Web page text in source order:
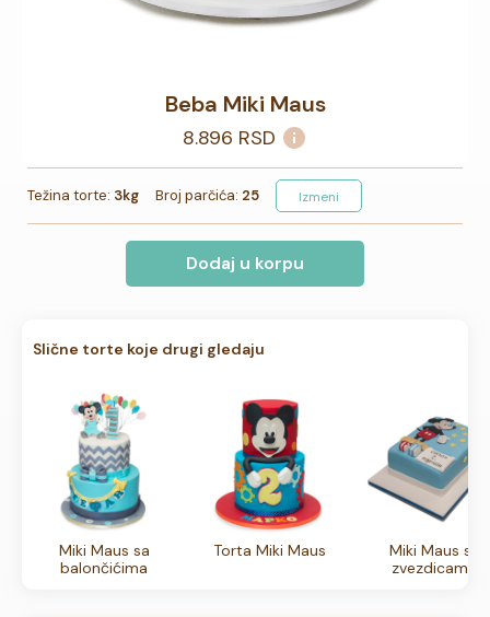
Beba Miki Maus
8.896 RSD
Težina torte: 3kg Broj parčića: 25 Izmeni
Dodaj u korpu
Slične torte koje drugi gledaju
Miki Maus sa
balončićima
Torta Miki Maus
Miki Maus sa
zvezdicama